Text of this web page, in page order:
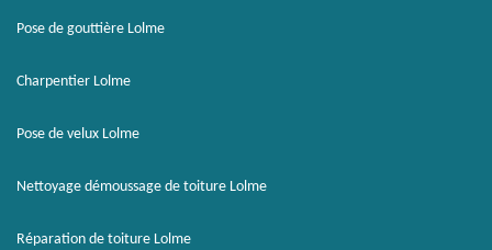
Pose de gouttière Lolme
Charpentier Lolme
Pose de velux Lolme
Nettoyage démoussage de toiture Lolme
Réparation de toiture Lolme